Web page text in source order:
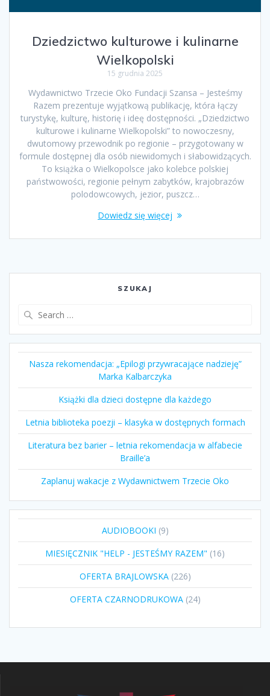
Dziedzictwo kulturowe i kulinarne
Wielkopolski
15 grudnia 2025
Wydawnictwo Trzecie Oko Fundacji Szansa – Jesteśmy
Razem prezentuje wyjątkową publikację, która łączy
turystykę, kulturę, historię i ideę dostępności. „Dziedzictwo
kulturowe i kulinarne Wielkopolski” to nowoczesny,
dwutomowy przewodnik po regionie – przygotowany w
formule dostępnej dla osób niewidomych i słabowidzących.
To książka o Wielkopolsce jako kolebce polskiej
państwowości, regionie pełnym zabytków, krajobrazów
polodowcowych, jezior, puszcz…
Dowiedz się więcej
SZUKAJ
Nasza rekomendacja: „Epilogi przywracające nadzieję”
Marka Kalbarczyka
Książki dla dzieci dostępne dla każdego
Letnia biblioteka poezji – klasyka w dostępnych formach
Literatura bez barier – letnia rekomendacja w alfabecie
Braille’a
Zaplanuj wakacje z Wydawnictwem Trzecie Oko
AUDIOBOOKI 99
produktów
MIESIĘCZNIK "HELP - JESTEŚMY RAZEM" 1616
produktów
OFERTA BRAJLOWSKA 226226
produktów
OFERTA CZARNODRUKOWA 2424